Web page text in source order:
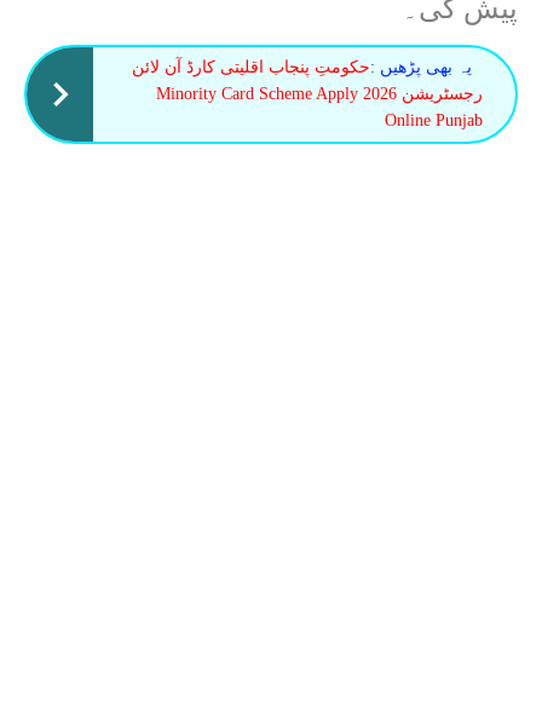
پیش کی۔
یہ بھی پڑھیں :حکومتِ پنجاب اقلیتی کارڈ آن لائن
رجسٹریشن 2026 Minority Card Scheme Apply
Online Punjab